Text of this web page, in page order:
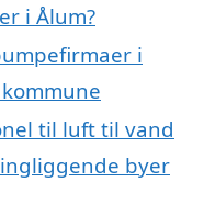
i Ålum?
i
til luft til vand
byer